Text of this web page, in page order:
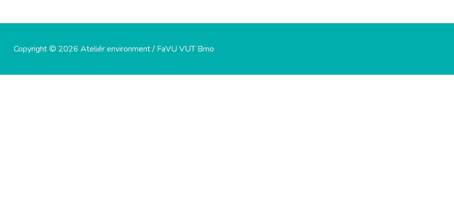
Copyright © 2026 Ateliér environment / FaVU VUT Brno